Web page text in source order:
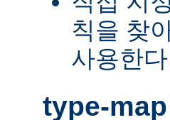
칙을 찾
사용한
type-